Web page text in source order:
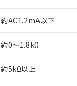
約AC1.2mA以下
約0～1.8kΩ
約5kΩ以上
以下の条件をお読
本サービス
くものです。
当社制御機
在庫状況お
非該当品：ライセ
仕入先様の事情に
*EU RoHS指令（10物質
鉛(Pb) 1000ppm以下、
六価クロム(Cr(Ⅵ))
フタル酸ビス(2-エチル
ル（DBP） 1000ppm
※1 中国
「○」：最大均質
「×」：最大均質
「－」：未確認で
当社は、こ
などの必要な
当社は規制
記